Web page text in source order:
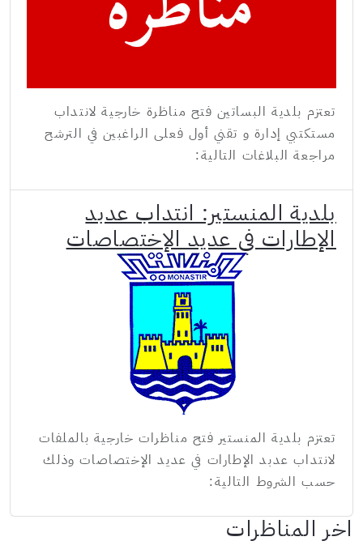
تعتزم بلدية البساتين فتح مناظرة خارجية لانتداب
مستكتبي إدارة و تقني أول فعلى الراغبين في الترشح
مراجعة البلاغات التالية:
بلدية المنستير: انتداب عدبد
الإطارات في عديد الإختصاصات
تعتزم بلدية المنستير فتح مناظرات خارجية بالملفات
لانتداب عدبد الإطارات في عديد الإختصاصات وذلك
حسب الشروط التالية:
اخر المناظرات